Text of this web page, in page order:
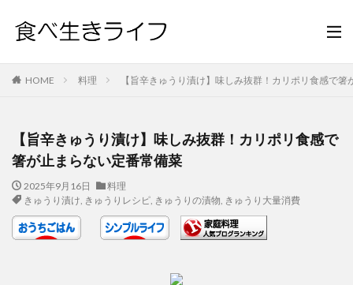
HOME 料理 【旨辛きゅうり漬け】味しみ抜群！カリポリ食感で
【旨辛きゅうり漬け】味しみ抜群！カリポリ食感で
箸が止まらない定番常備菜
2025年9月16日
料理
きゅうり漬け, きゅうりレシピ, きゅうりの漬物, きゅうり大量消費